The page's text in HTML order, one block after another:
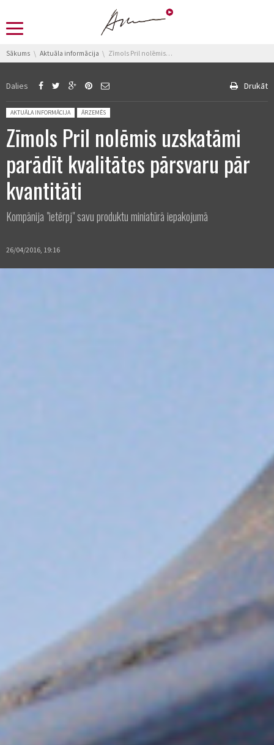
You are here:
Sākums Aktuāla informācija Zīmols Pril nolēmis uzskatāmi parādīt kvalitātes pārsvaru pār kvantitāti
Dalies Drukāt
Posted in:
AKTUĀLA INFORMĀCIJA ĀRZEMĒS
Zīmols Pril nolēmis uzskatāmi
parādīt kvalitātes pārsvaru pār
kvantitāti
Kompānija "ietērpj" savu produktu miniatūrā iepakojumā
26/04/2016, 19:16